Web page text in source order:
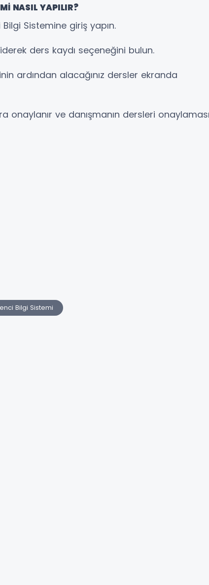
NASIL YAPILIR?
Sistemine giriş yapın.
ders kaydı seçeneğini bulun.
ardından alacağınız dersler ekranda
onaylanır ve danışmanın dersleri onaylaması
Bilgi Sistemi